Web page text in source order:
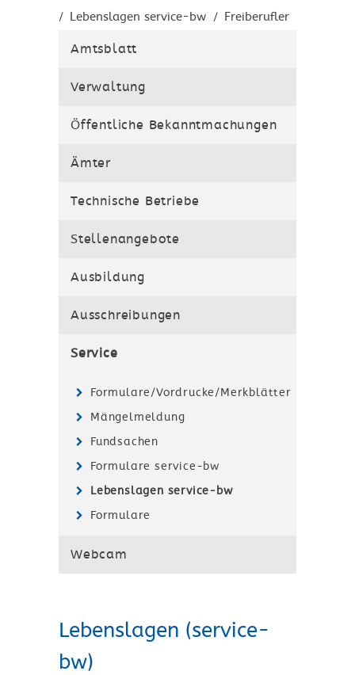
/ Lebenslagen service-bw / Freiberufler
Freiberufliche Tätigkeitsgruppen
Amtsblatt
Verwaltung
Öffentliche Bekanntmachungen
Ämter
Technische Betriebe
Stellenangebote
Ausbildung
Ausschreibungen
Service
Formulare/Vordrucke/Merkblätter
Mängelmeldung
Fundsachen
Formulare service-bw
Lebenslagen service-bw
Formulare
Webcam
Lebenslagen (service-
bw)